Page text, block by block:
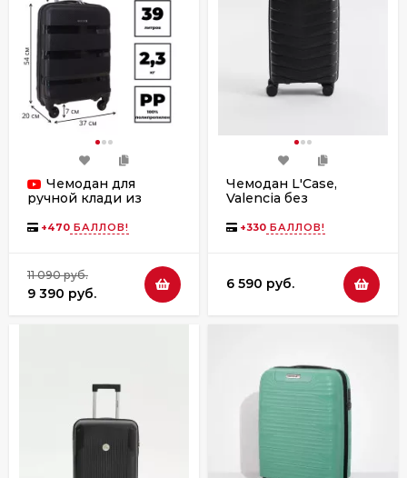
Чемодан для
ручной клади из
Rion+, 460 18"
+470 БАЛЛОВ!
11 090 руб.
9 390 руб.
Чемодан L'Case,
Valencia без
+330 БАЛЛОВ!
6 590 руб.